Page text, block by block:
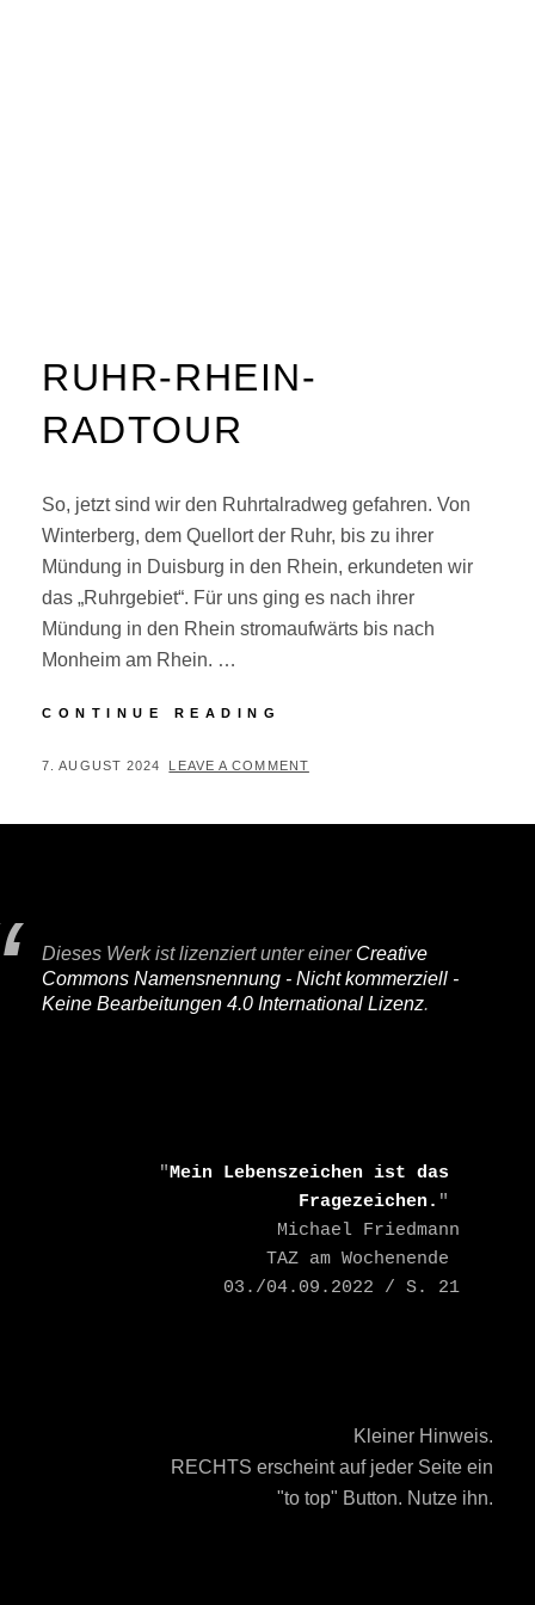
RUHR-RHEIN-
RADTOUR
So, jetzt sind wir den Ruhrtalradweg gefahren. Von
Winterberg, dem Quellort der Ruhr, bis zu ihrer
Mündung in Duisburg in den Rhein, erkundeten wir
das „Ruhrgebiet“. Für uns ging es nach ihrer
Mündung in den Rhein stromaufwärts bis nach
Monheim am Rhein. …
CONTINUE READING
RADTOUR
POSTED
7. AUGUST 2024 BY
P
I
LEAVE A COMMENT
Dieses Werk ist lizenziert unter einer Creative
Commons Namensnennung - Nicht kommerziell -
Keine Bearbeitungen 4.0 International Lizenz.
    "
Mein Lebenszeichen ist das
Fragezeichen. "
03./04.09.2022 / S. 21
Kleiner Hinweis.
RECHTS erscheint auf jeder Seite ein
"to top" Button. Nutze ihn.